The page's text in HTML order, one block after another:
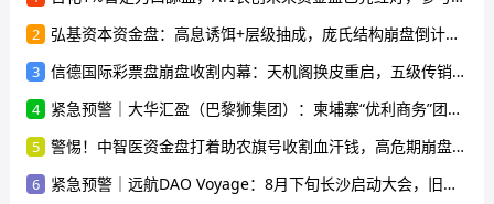
2 弘基资本资金盘：高息诱饵+层级抽成，庞氏结构崩盘倒计时，受害者遍布全国
3 信德国际彩票盘崩盘收割内幕：天机阁换皮重启，五级传销骗局榨干散户，立即停手止损
4 紧急预警｜大华汇盈（巴黎狮集团）：柬埔寨“优利商务”团伙换壳第五弹，开盘一月单割50人，辉立期货、华融共创怎么崩的它就怎么崩
5 警惕！中智医资金盘打着助农旗号收割血汗钱，高危期崩盘在即，别再往里投一分钱
6 紧急预警｜远航DAO Voyage：8月下旬长沙启动大会，旧盘团队平移，RWA+大宗商品包装——又是庞氏滚盘的老剧本